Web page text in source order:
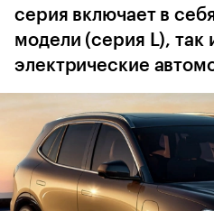
серия включает в
модели (серия L), так
электрические